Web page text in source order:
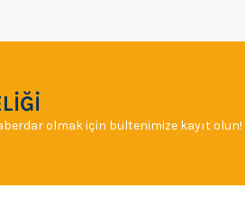
olmak için bültenimize kayıt olun!